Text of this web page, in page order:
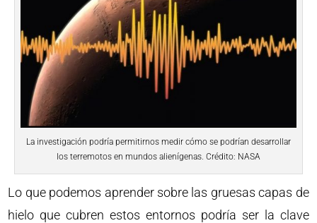
La investigación podría permitirnos medir cómo se podrían desarrollar
los terremotos en mundos alienígenas. Crédito: NASA
Lo que podemos aprender sobre las gruesas capas de
hielo que cubren estos entornos podría ser la clave